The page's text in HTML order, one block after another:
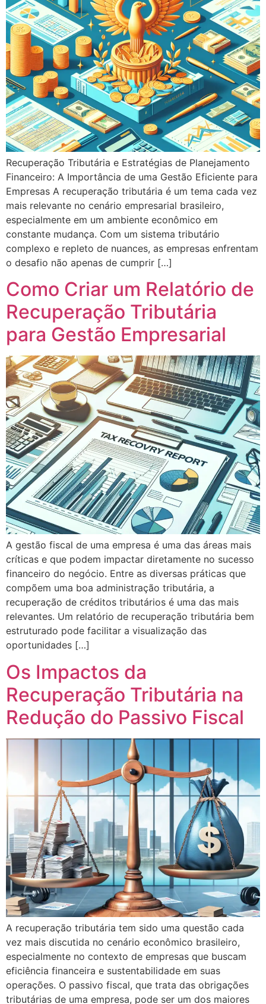
Recuperação Tributária e Estratégias de Planejamento
Financeiro: A Importância de uma Gestão Eficiente para
Empresas A recuperação tributária é um tema cada vez
mais relevante no cenário empresarial brasileiro,
especialmente em um ambiente econômico em
constante mudança. Com um sistema tributário
complexo e repleto de nuances, as empresas enfrentam
o desafio não apenas de cumprir […]
Como Criar um Relatório de
Recuperação Tributária
para Gestão Empresarial
A gestão fiscal de uma empresa é uma das áreas mais
críticas e que podem impactar diretamente no sucesso
financeiro do negócio. Entre as diversas práticas que
compõem uma boa administração tributária, a
recuperação de créditos tributários é uma das mais
relevantes. Um relatório de recuperação tributária bem
estruturado pode facilitar a visualização das
oportunidades […]
Os Impactos da
Recuperação Tributária na
Redução do Passivo Fiscal
A recuperação tributária tem sido uma questão cada
vez mais discutida no cenário econômico brasileiro,
especialmente no contexto de empresas que buscam
eficiência financeira e sustentabilidade em suas
operações. O passivo fiscal, que trata das obrigações
tributárias de uma empresa, pode ser um dos maiores